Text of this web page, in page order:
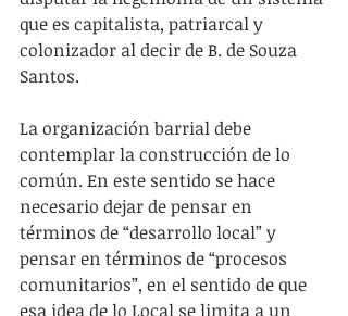
que es capitalista, patriarcal y
colonizador al decir de B. de Souza
Santos.
La organización barrial debe
contemplar la construcción de lo
común. En este sentido se hace
necesario dejar de pensar en
términos de “desarrollo local” y
pensar en términos de “procesos
comunitarios”, en el sentido de que
esa idea de lo Local se limita a un